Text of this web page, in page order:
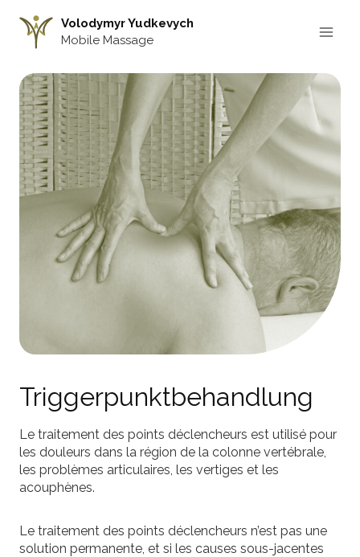
contenu
Volodymyr Yudkevych
Mobile Massage
Triggerpunktbehandlung
Le traitement des points déclencheurs est utilisé pour
les douleurs dans la région de la colonne vertébrale,
les problèmes articulaires, les vertiges et les
acouphènes.
Le traitement des points déclencheurs n’est pas une
solution permanente, et si les causes sous-jacentes